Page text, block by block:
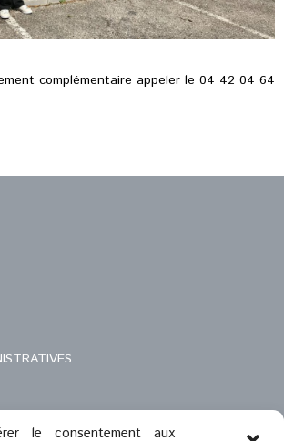
le consentement aux
complémentaire appeler le 04 42 04 64